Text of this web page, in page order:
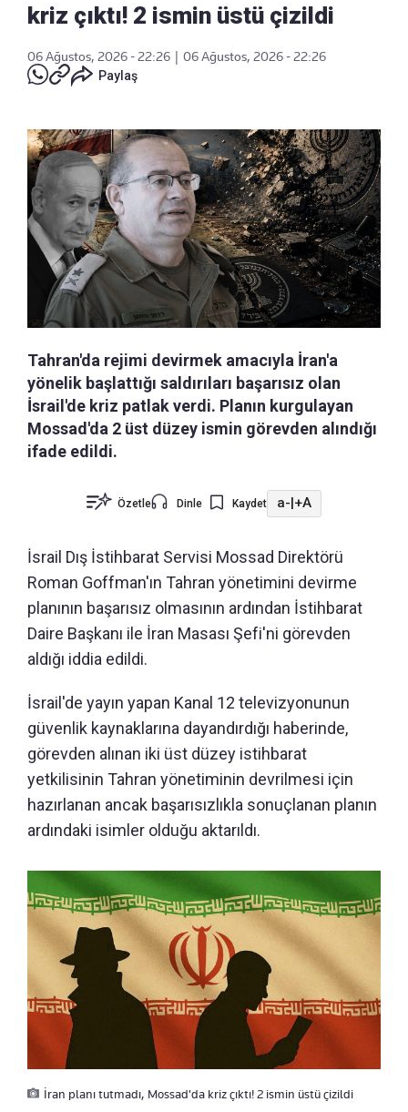
kriz çıktı! 2 ismin üstü çizildi
06 Ağustos, 2026 - 22:26
06 Ağustos, 2026 - 22:26
Paylaş
Tahran'da rejimi devirmek amacıyla İran'a
yönelik başlattığı saldırıları başarısız olan
İsrail'de kriz patlak verdi. Planın kurgulayan
Mossad'da 2 üst düzey ismin görevden alındığı
ifade edildi.
Özetle Dinle Kaydet a- +A
İsrail Dış İstihbarat Servisi Mossad Direktörü
Roman Goffman'ın Tahran yönetimini devirme
planının başarısız olmasının ardından İstihbarat
Daire Başkanı ile İran Masası Şefi'ni görevden
aldığı iddia edildi.
İsrail'de yayın yapan Kanal 12 televizyonunun
güvenlik kaynaklarına dayandırdığı haberinde,
görevden alınan iki üst düzey istihbarat
yetkilisinin Tahran yönetiminin devrilmesi için
hazırlanan ancak başarısızlıkla sonuçlanan planın
ardındaki isimler olduğu aktarıldı.
İran planı tutmadı, Mossad'da kriz çıktı! 2 ismin üstü çizildi